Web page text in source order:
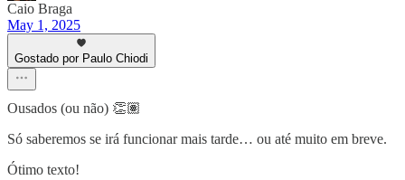
Caio Braga
May 1, 2025
Gostado por Paulo Chiodi
Ousados (ou não) 👏🏽
Só saberemos se irá funcionar mais tarde… ou até muito em breve.
Ótimo texto!